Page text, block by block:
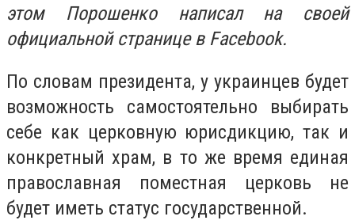
этом Порошенко написал на своей
официальной странице в Facebook.
По словам президента, у украинцев будет
возможность самостоятельно выбирать
себе как церковную юрисдикцию, так и
конкретный храм, в то же время единая
православная поместная церковь не
будет иметь статус государственной.